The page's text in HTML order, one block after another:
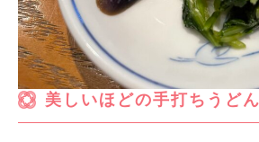
美しいほどの手打ちうどん